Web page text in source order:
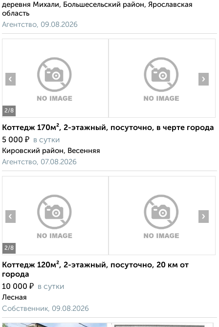
деревня Михали, Большесельский район, Ярославская
область
Агентство, 09.08.2026
2/8
‹ ›
Коттедж 170м², 2-этажный, посуточно, в черте города
5 000 ₽ в сутки
Кировский район, Весенняя
Агентство, 07.08.2026
2/8
‹ ›
Коттедж 120м², 2-этажный, посуточно, 20 км от
города
10 000 ₽ в сутки
Лесная
Собственник, 09.08.2026